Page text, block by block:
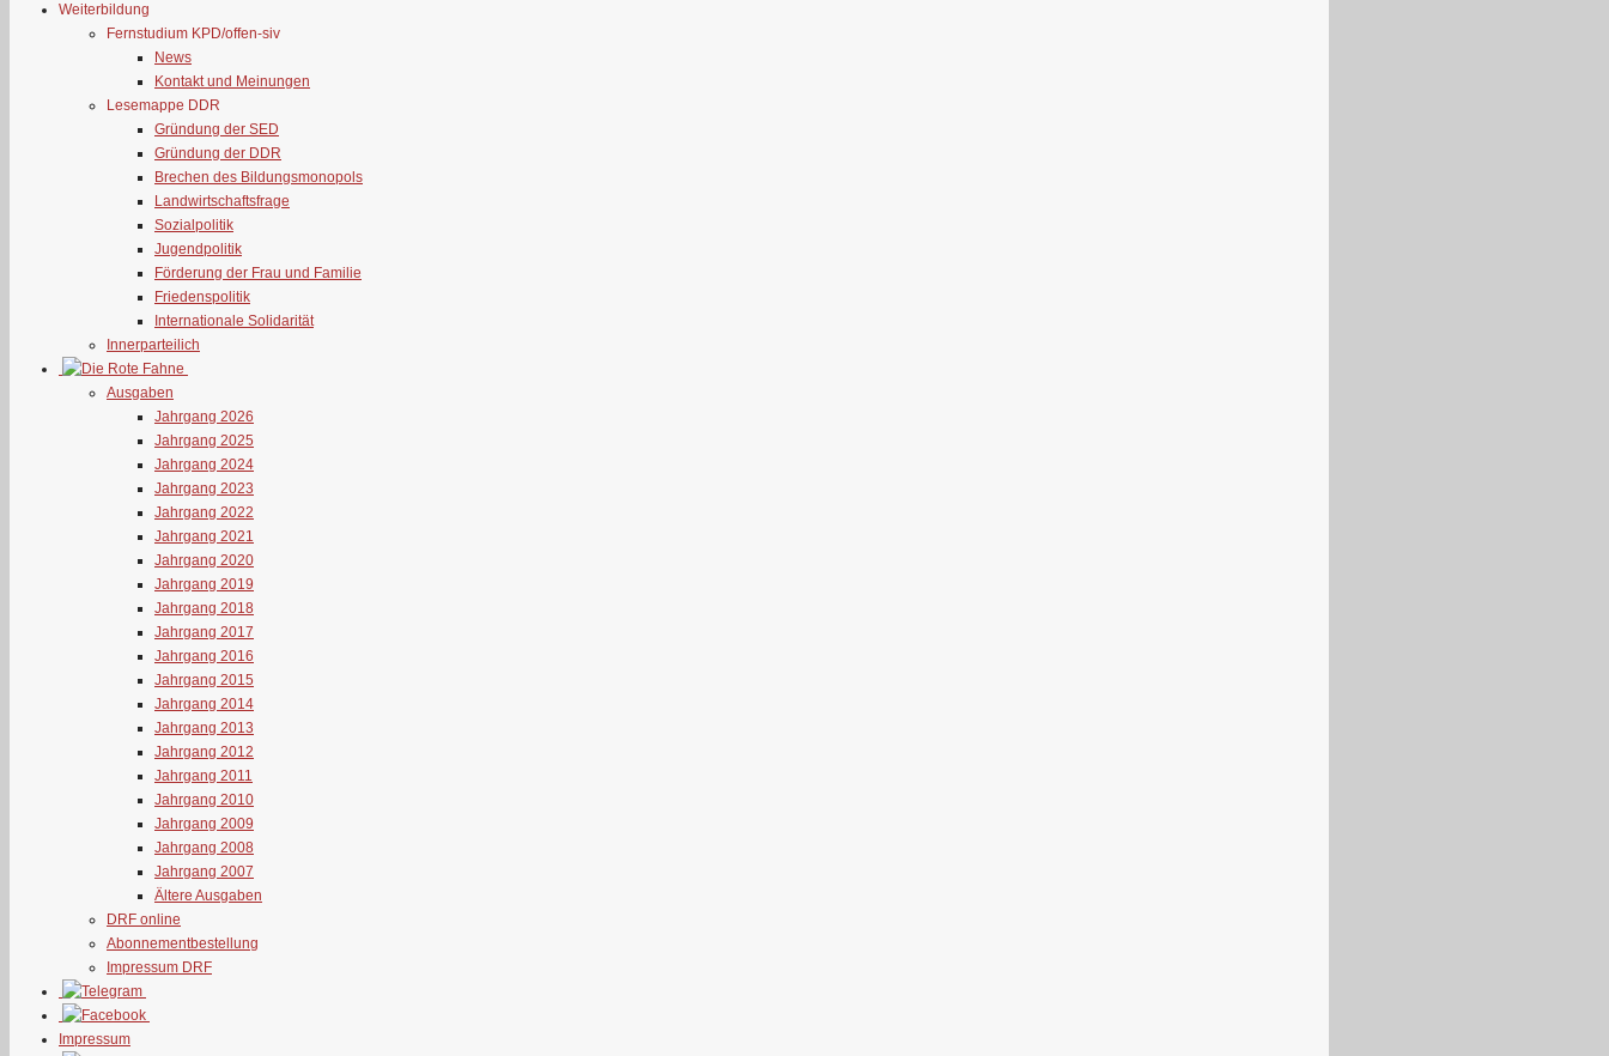
Weiterbildung
Fernstudium KPD/offen-siv
News
Kontakt und Meinungen
Lesemappe DDR
Gründung der SED
Gründung der DDR
Brechen des Bildungsmonopols
Landwirtschaftsfrage
Sozialpolitik
Jugendpolitik
Förderung der Frau und Familie
Friedenspolitik
Internationale Solidarität
Innerparteilich
Ausgaben
Jahrgang 2026
Jahrgang 2025
Jahrgang 2024
Jahrgang 2023
Jahrgang 2022
Jahrgang 2021
Jahrgang 2020
Jahrgang 2019
Jahrgang 2018
Jahrgang 2017
Jahrgang 2016
Jahrgang 2015
Jahrgang 2014
Jahrgang 2013
Jahrgang 2012
Jahrgang 2011
Jahrgang 2010
Jahrgang 2009
Jahrgang 2008
Jahrgang 2007
Ältere Ausgaben
DRF online
Abonnementbestellung
Impressum DRF
Impressum